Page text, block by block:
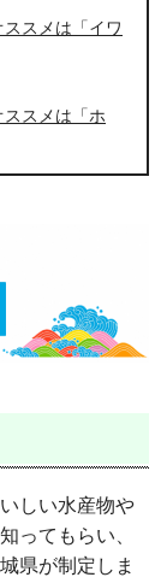
スメは「イワ
スメは「ホ
しい水産物や
ってもらい、
県が制定しま